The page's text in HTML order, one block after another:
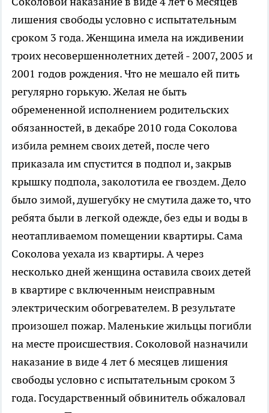
лишения свободы условно с испытательным
сроком 3 года. Женщина имела на иждивении
троих несовершеннолетних детей - 2007, 2005 и
2001 годов рождения. Что не мешало ей пить
регулярно горькую. Желая не быть
обремененной исполнением родительских
обязанностей, в декабре 2010 года Соколова
избила ремнем своих детей, после чего
приказала им спустится в подпол и, закрыв
крышку подпола, заколотила ее гвоздем. Дело
было зимой, душегубку не смутила даже то, что
ребята были в легкой одежде, без еды и воды в
неотапливаемом помещении квартиры. Сама
Соколова уехала из квартиры. А через
несколько дней женщина оставила своих детей
в квартире с включенным неисправным
электрическим обогревателем. В результате
произошел пожар. Маленькие жильцы погибли
на месте происшествия. Соколовой назначили
наказание в виде 4 лет 6 месяцев лишения
свободы условно с испытательным сроком 3
года. Государственный обвинитель обжаловал